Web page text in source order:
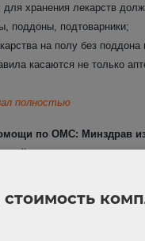
хранения лекарств
поддоны, подтоварники;
на полу без поддона
касаются не только
полностью
по ОМС: Минздрав
стандартов
Изменения
стоимость